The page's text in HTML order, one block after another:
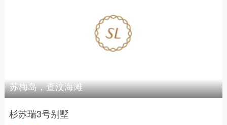
苏梅岛，查汶海滩
杉苏瑞3号别墅